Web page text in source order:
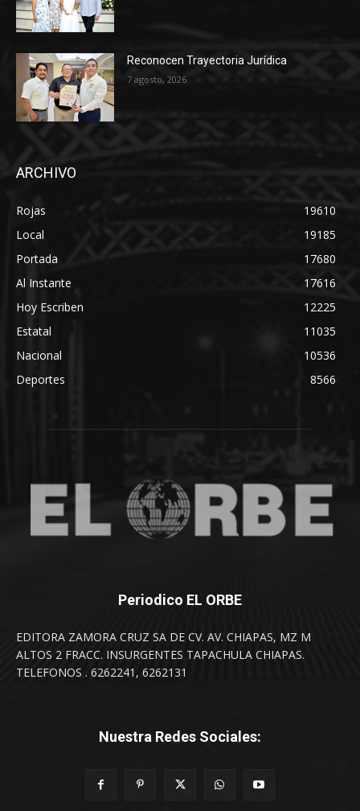
Reconocen Trayectoria Jurídica
7 agosto, 2026
ARCHIVO
Rojas
19610
Local
19185
Portada
17680
Al Instante
17616
Hoy Escriben
12225
Estatal
11035
Nacional
10536
Deportes
8566
Periodico EL ORBE
EDITORA ZAMORA CRUZ SA DE CV. AV. CHIAPAS, MZ M
ALTOS 2 FRACC. INSURGENTES TAPACHULA CHIAPAS.
TELEFONOS . 6262241, 6262131
Nuestra Redes Sociales: